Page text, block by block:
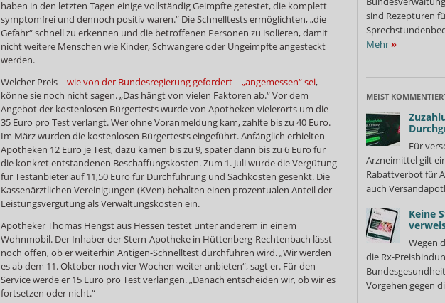
haben in den letzten Tagen einige vollständig Geimpfte getestet, die komplett
symptomfrei und dennoch positiv waren.“ Die Schnelltests ermöglichten, „die
Gefahr“ schnell zu erkennen und die betroffenen Personen zu isolieren, damit
nicht weitere Menschen wie Kinder, Schwangere oder Ungeimpfte angesteckt
werden.
Welcher Preis – wie von der Bundesregierung gefordert – „angemessen“ sei,
könne sie noch nicht sagen. „Das hängt von vielen Faktoren ab.“ Vor dem
Angebot der kostenlosen Bürgertests wurde von Apotheken vielerorts um die
35 Euro pro Test verlangt. Wer ohne Voranmeldung kam, zahlte bis zu 40 Euro.
Im März wurden die kostenlosen Bürgertests eingeführt. Anfänglich erhielten
Apotheken 12 Euro je Test, dazu kamen bis zu 9, später dann bis zu 6 Euro für
die konkret entstandenen Beschaffungskosten. Zum 1. Juli wurde die Vergütung
für Testanbieter auf 11,50 Euro für Durchführung und Sachkosten gesenkt. Die
Kassenärztlichen Vereinigungen (KVen) behalten einen prozentualen Anteil der
Leistungsvergütung als Verwaltungskosten ein.
Apotheker Thomas Hengst aus Hessen testet unter anderem in einem
Wohnmobil. Der Inhaber der Stern-Apotheke in Hüttenberg-Rechtenbach lässt
noch offen, ob er weiterhin Antigen-Schnelltest durchführen wird. „Wir werden
es ab dem 11. Oktober noch vier Wochen weiter anbieten“, sagt er. Für den
Service werde er 15 Euro pro Test verlangen. „Danach entscheiden wir, ob wir es
fortsetzen oder nicht.“
sind Rezepturen
Mehr»
MEIST
Für
Arzneimittel gilt
Rabattverbot für
auch
Keine
Wegen
die Rx-
Vorgehen gegen